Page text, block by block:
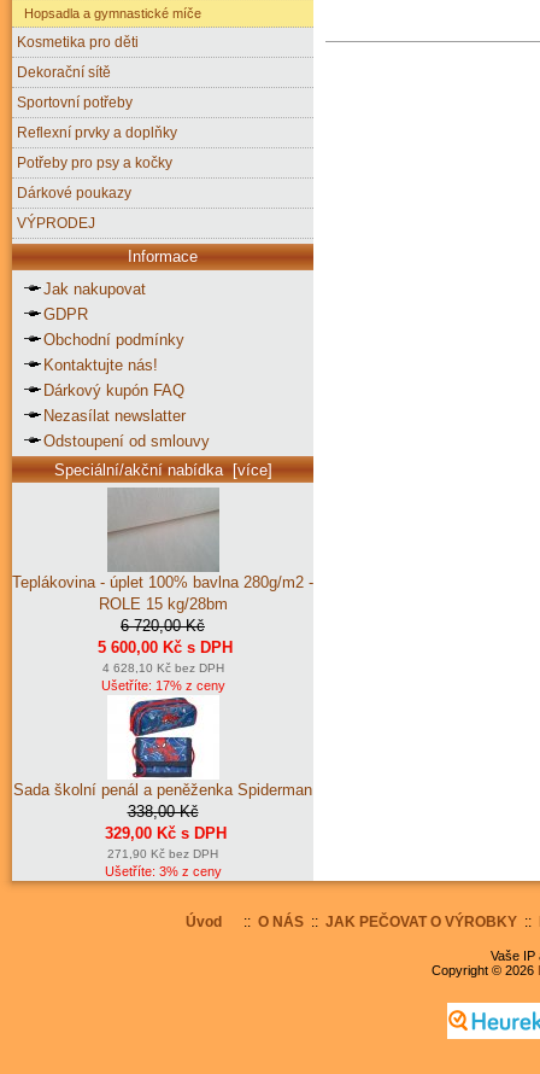
Hopsadla a gymnastické míče
Kosmetika pro děti
Dekorační sítě
Sportovní potřeby
Reflexní prvky a doplňky
Potřeby pro psy a kočky
Dárkové poukazy
VÝPRODEJ
Informace
Jak nakupovat
GDPR
Obchodní podmínky
Kontaktujte nás!
Dárkový kupón FAQ
Nezasílat newslatter
Odstoupení od smlouvy
Speciální/akční nabídka [více]
Teplákovina - úplet 100% bavlna 280g/m2 -
ROLE 15 kg/28bm
6 720,00 Kč
5 600,00 Kč s DPH
4 628,10 Kč bez DPH
Ušetříte: 17% z ceny
Sada školní penál a peněženka Spiderman
338,00 Kč
329,00 Kč s DPH
271,90 Kč bez DPH
Ušetříte: 3% z ceny
Úvod :: O NÁS:: JAK PEČOVAT O VÝROBKY::
Vaše IP
Copyright © 2026